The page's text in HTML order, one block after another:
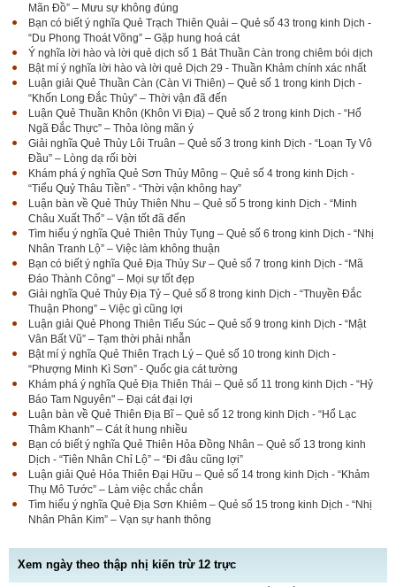
Mãn Đồ” – Mưu sự không đúng
Bạn có biết ý nghĩa Quẻ Trạch Thiên Quải – Quẻ số 43 trong kinh Dịch -
“Du Phong Thoát Võng” – Gặp hung hoá cát
Ý nghĩa lời hào và lời quẻ dịch số 1 Bát Thuần Càn trong chiêm bói dịch
Bật mí ý nghĩa lời hào và lời quẻ Dịch 29 - Thuần Khảm chính xác nhất
Luận giải Quẻ Thuần Càn (Càn Vi Thiên) – Quẻ số 1 trong kinh Dịch -
“Khốn Long Đắc Thủy” – Thời vận đã đến
Luận Quẻ Thuần Khôn (Khôn Vi Địa) – Quẻ số 2 trong kinh Dịch - “Hổ
Ngã Đắc Thực” – Thỏa lòng mãn ý
Giải nghĩa Quẻ Thủy Lôi Truân – Quẻ số 3 trong kinh Dịch - “Loạn Ty Vô
Đầu” – Lòng dạ rối bời
Khám phá ý nghĩa Quẻ Sơn Thủy Mông – Quẻ số 4 trong kinh Dịch -
“Tiểu Quỷ Thâu Tiền” - “Thời vận không hay”
Luận bàn về Quẻ Thủy Thiên Nhu – Quẻ số 5 trong kinh Dịch - “Minh
Châu Xuất Thổ” – Vận tốt đã đến
Tìm hiểu ý nghĩa Quẻ Thiên Thủy Tụng – Quẻ số 6 trong kinh Dịch - “Nhị
Nhân Tranh Lộ” – Việc làm không thuận
Bạn có biết ý nghĩa Quẻ Địa Thủy Sư – Quẻ số 7 trong kinh Dịch - “Mã
Đáo Thành Công” – Mọi sự tốt đẹp
Giải nghĩa Quẻ Thủy Địa Tỷ – Quẻ số 8 trong kinh Dịch - “Thuyền Đắc
Thuận Phong” – Việc gì cũng lợi
Luận giải Quẻ Phong Thiên Tiểu Súc – Quẻ số 9 trong kinh Dịch - “Mật
Vân Bất Vũ” – Tạm thời phải nhẫn
Bật mí ý nghĩa Quẻ Thiên Trạch Lý – Quẻ số 10 trong kinh Dịch -
“Phượng Minh Kì Sơn” - Quốc gia cát tường
Khám phá ý nghĩa Quẻ Địa Thiên Thái – Quẻ số 11 trong kinh Dịch - “Hỷ
Báo Tam Nguyên" – Đại cát đại lợi
Luận bàn về Quẻ Thiên Địa Bĩ – Quẻ số 12 trong kinh Dịch - “Hổ Lạc
Thâm Khanh" – Cát ít hung nhiều
Bạn có biết ý nghĩa Quẻ Thiên Hỏa Đồng Nhân – Quẻ số 13 trong kinh
Dịch - “Tiên Nhân Chỉ Lộ” – “Đi đâu cũng lợi”
Luận giải Quẻ Hỏa Thiên Đại Hữu – Quẻ số 14 trong kinh Dịch - “Khảm
Thụ Mô Tước” – Làm việc chắc chắn
Tìm hiểu ý nghĩa Quẻ Địa Sơn Khiêm – Quẻ số 15 trong kinh Dịch - “Nhị
Nhân Phân Kim” – Vạn sự hanh thông
Xem ngày theo thập nhị kiến trừ 12 trực